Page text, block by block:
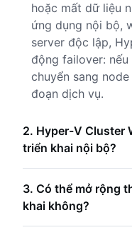
hoặc mất dữ liệu
ứng dụng nội bộ,
server độc lập,
động failover:
chuyển sang
đoạn dịch vụ.
2. Hyper-V Cluster
triển khai nội bộ?
WiCloud không
triển khai toàn bộ
3. Có thể mở rộng
khai không?